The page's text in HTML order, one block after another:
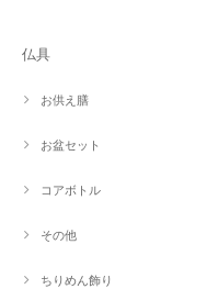
仏具
お供え膳
お盆セット
コアボトル
その他
ちりめん飾り